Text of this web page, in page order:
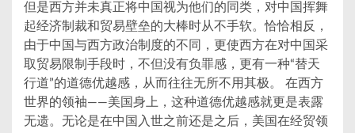
但是西方并未真正将中国视为他们的同类，对中国挥舞
起经济制裁和贸易壁垒的大棒时从不手软。恰恰相反，
由于中国与西方政治制度的不同，更使西方在对中国采
取贸易限制手段时，不但没有负罪感，更有一种“替天
行道”的道德优越感，从而往往无所不用其极。 在西方
世界的领袖——美国身上，这种道德优越感就更是表露
无遗。无论是在中国入世之前还是之后，美国在经贸领